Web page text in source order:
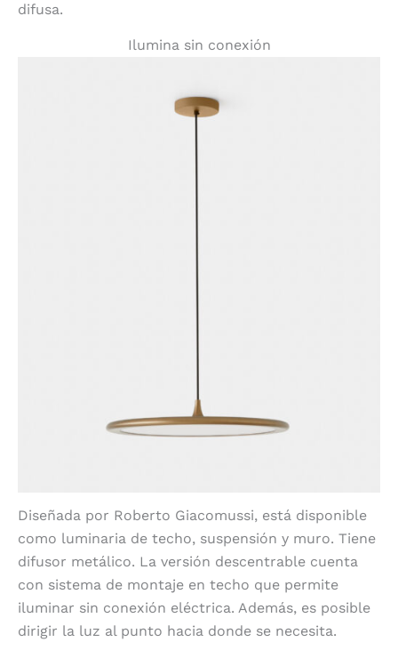
difusa.
Ilumina sin conexión
Diseñada por Roberto Giacomussi, está disponible
como luminaria de techo, suspensión y muro. Tiene
difusor metálico. La versión descentrable cuenta
con sistema de montaje en techo que permite
iluminar sin conexión eléctrica. Además, es posible
dirigir la luz al punto hacia donde se necesita.